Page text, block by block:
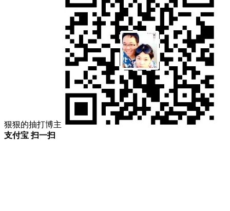
狠狠的抽打博主
支付宝 扫一扫